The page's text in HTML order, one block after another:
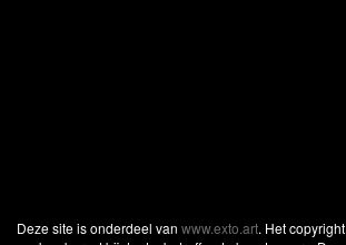
Deze site is onderdeel van www.exto.art. Het